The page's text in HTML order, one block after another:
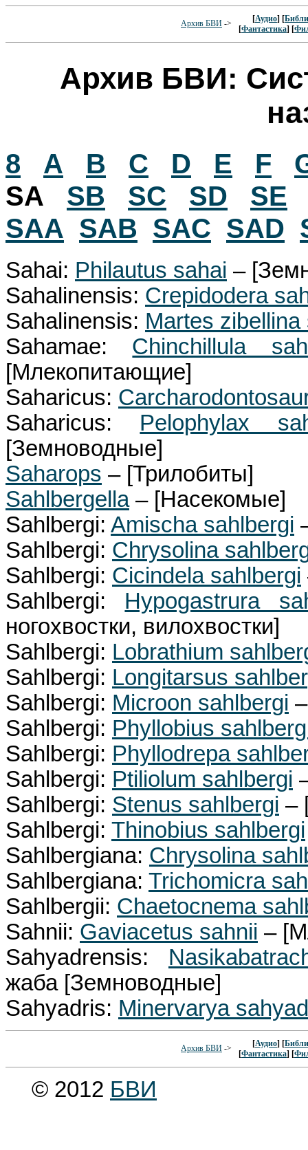
Архив БВИ -> [Аудио] [
[Фантастика] [
Архив БВИ:
8 A B C D E F
SA SB SC SD
SE
SAA SAB SAC SAD
Sahai: Philautus sahai –
Sahalinensis: Crepidodera
Sahalinensis: Martes
Sahamae: Chinchillula
[Млекопитающие]
Saharicus:
Saharicus: Pelophylax
[Земноводные]
Saharops – [Трилобиты]
Sahlbergella– [Насекомые]
Sahlbergi: Amischa sahlbergi
Sahlbergi: Chrysolina
Sahlbergi: Cicindela sahlbergi
Sahlbergi: Hypogastrura
ногохвостки, вилохвостки]
Sahlbergi: Lobrathium
Sahlbergi: Longitarsus
Sahlbergi: Microon sahlbergi
Sahlbergi: Phyllobius
Sahlbergi: Phyllodrepa
Sahlbergi: Ptiliolum sahlbergi
Sahlbergi: Stenus sahlbergi –
Sahlbergi: Thinobius sahlbergi
Sahlbergiana: Chrysolina
Sahlbergiana: Trichomicra
Sahlbergii: Chaetocnema
Sahnii: Gaviacetus sahnii –
Sahyadrensis:
жаба [Земноводные]
Sahyadris: Minervarya
Архив БВИ -> [Аудио] [
[Фантастика] [
© 2012 БВИ